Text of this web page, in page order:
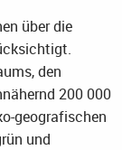
über die
den
200 000
geografischen
und